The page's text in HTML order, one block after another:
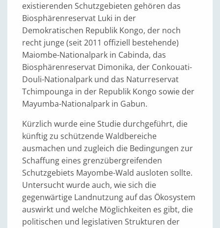
existierenden Schutzgebieten gehören das
Biosphärenreservat Luki in der
Demokratischen Republik Kongo, der noch
recht junge (seit 2011 offiziell bestehende)
Maiombe-Nationalpark in Cabinda, das
Biosphärenreservat Dimonika, der Conkouati-
Douli-Nationalpark und das Naturreservat
Tchimpounga in der Republik Kongo sowie der
Mayumba-Nationalpark in Gabun.
Kürzlich wurde eine Studie durchgeführt, die
künftig zu schützende Waldbereiche
ausmachen und zugleich die Bedingungen zur
Schaffung eines grenzübergreifenden
Schutzgebiets Mayombe-Wald ausloten sollte.
Untersucht wurde auch, wie sich die
gegenwärtige Landnutzung auf das Ökosystem
auswirkt und welche Möglichkeiten es gibt, die
politischen und legislativen Strukturen der